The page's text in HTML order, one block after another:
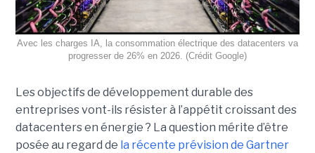
Avec les charges IA, la consommation électrique des datacenters va
progresser de 26% en 2026. (Crédit Google)
Les objectifs de développement durable des
entreprises vont-ils résister à l’appétit croissant des
datacenters en énergie ? La question mérite d’être
posée au regard de la récente prévision de Gartner